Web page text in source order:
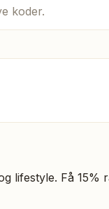
koder.
lifestyle. Få 15%